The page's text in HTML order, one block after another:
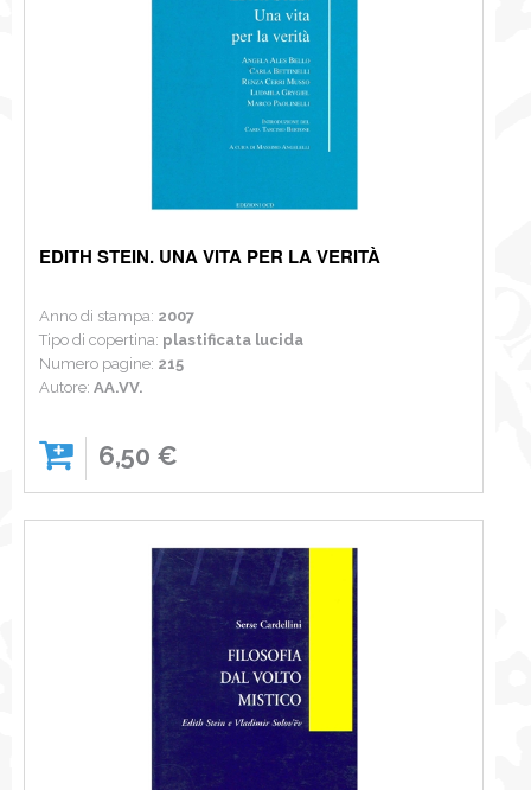
EDITH STEIN. UNA VITA PER LA VERITÀ
Anno di stampa: 2007
Tipo di copertina: plastificata lucida
Numero pagine: 215
Autore: AA.VV.
6,50 €